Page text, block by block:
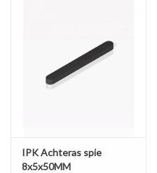
IPK Achteras spie
8x5x50MM